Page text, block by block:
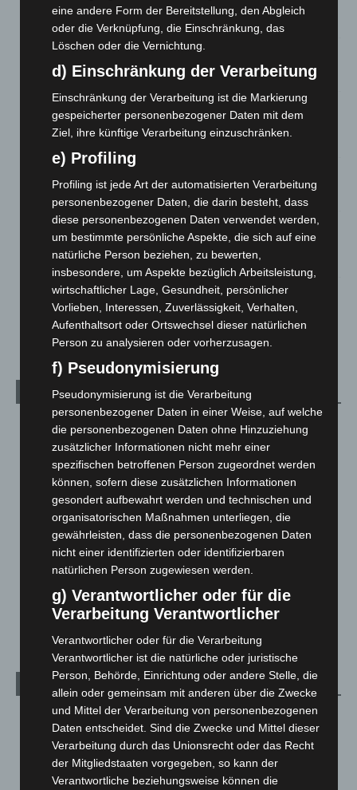
Celle: Mensch stirbt bei Bagger-Unfall auf Baustelle
5. August 2026
Gasleitung bei McDonald’s-Umbau in Langenhagen
beschädigt
5. August 2026
Hannover: Polizei stoppt 166 Trunkenheitsfahrten bei
Großkontrolle
2. August 2026
Hannover Klassik Open Air 2026: Französische Oper im
Maschpark
2. August 2026
Kategorien
Blaulicht
2.798
Corona-News
Hannover und Region
Langenhagen und Ortsteile
3.249
Leserbriefe
Menschen
Über uns
Veranstaltungen
August 2026(10)
Juli 2026(73)
Juni 2026(139)
eine andere Form der Bereitstellung, den Abgleich
oder die Verknüpfung, die Einschränkung, das
Löschen oder die Vernichtung.
d) Einschränkung der Verarbeitung
Einschränkung der Verarbeitung ist die Markierung
gespeicherter personenbezogener Daten mit dem
Ziel, ihre künftige Verarbeitung einzuschränken.
e) Profiling
Profiling ist jede Art der automatisierten Verarbeitung
personenbezogener Daten, die darin besteht, dass
diese personenbezogenen Daten verwendet werden,
um bestimmte persönliche Aspekte, die sich auf eine
natürliche Person beziehen, zu bewerten,
insbesondere, um Aspekte bezüglich Arbeitsleistung,
wirtschaftlicher Lage, Gesundheit, persönlicher
Vorlieben, Interessen, Zuverlässigkeit, Verhalten,
Aufenthaltsort oder Ortswechsel dieser natürlichen
Person zu analysieren oder vorherzusagen.
f) Pseudonymisierung
Pseudonymisierung ist die Verarbeitung
personenbezogener Daten in einer Weise, auf welche
die personenbezogenen Daten ohne Hinzuziehung
zusätzlicher Informationen nicht mehr einer
spezifischen betroffenen Person zugeordnet werden
können, sofern diese zusätzlichen Informationen
gesondert aufbewahrt werden und technischen und
organisatorischen Maßnahmen unterliegen, die
gewährleisten, dass die personenbezogenen Daten
nicht einer identifizierten oder identifizierbaren
natürlichen Person zugewiesen werden.
g) Verantwortlicher oder für die
Verarbeitung Verantwortlicher
Verantwortlicher oder für die Verarbeitung
Verantwortlicher ist die natürliche oder juristische
Person, Behörde, Einrichtung oder andere Stelle, die
allein oder gemeinsam mit anderen über die Zwecke
und Mittel der Verarbeitung von personenbezogenen
Daten entscheidet. Sind die Zwecke und Mittel dieser
Verarbeitung durch das Unionsrecht oder das Recht
der Mitgliedstaaten vorgegeben, so kann der
Verantwortliche beziehungsweise können die